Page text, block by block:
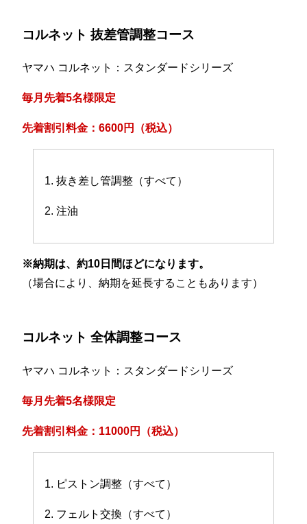
コルネット 抜差管調整コース
ヤマハ コルネット：スタンダードシリーズ
毎月先着5名様限定
先着割引料金：6600円（税込）
1. 抜き差し管調整（すべて）
2. 注油
※納期は、約10日間ほどになります。
（場合により、納期を延長することもあります）
コルネット 全体調整コース
ヤマハ コルネット：スタンダードシリーズ
毎月先着5名様限定
先着割引料金：11000円（税込）
1. ピストン調整（すべて）
2. フェルト交換（すべて）